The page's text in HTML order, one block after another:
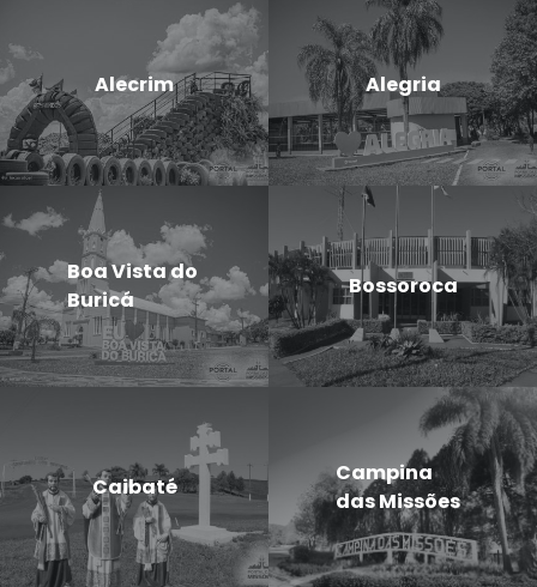
Alecrim Alegria
Boa Vista do
Buricá
Bossoroca
Caibaté
Campina
das Missões